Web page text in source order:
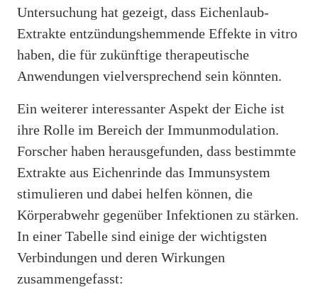
Untersuchung hat gezeigt, dass Eichenlaub-
Extrakte entzündungshemmende Effekte in vitro
haben, die für zukünftige therapeutische
Anwendungen vielversprechend sein könnten.
Ein weiterer interessanter Aspekt der Eiche ist
ihre Rolle im Bereich der Immunmodulation.
Forscher haben herausgefunden, dass bestimmte
Extrakte aus Eichenrinde das Immunsystem
stimulieren und dabei helfen können, die
Körperabwehr gegenüber Infektionen zu stärken.
In einer Tabelle sind einige der wichtigsten
Verbindungen und deren Wirkungen
zusammengefasst: